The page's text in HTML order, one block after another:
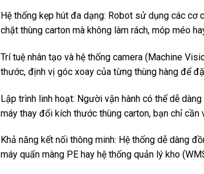
Hệ thống kẹp hút đa dạng: Robot sử dụng các cơ
chặt thùng carton mà không làm rách, móp méo
Trí tuệ nhân tạo và hệ thống camera (Machine
thước, định vị góc xoay của từng thùng hàng để
Lập trình linh hoạt: Người vận hành có thể dễ
máy thay đổi kích thước thùng carton, bạn chỉ
Khả năng kết nối thông minh: Hệ thống dễ dàng
máy quấn màng PE hay hệ thống quản lý kho